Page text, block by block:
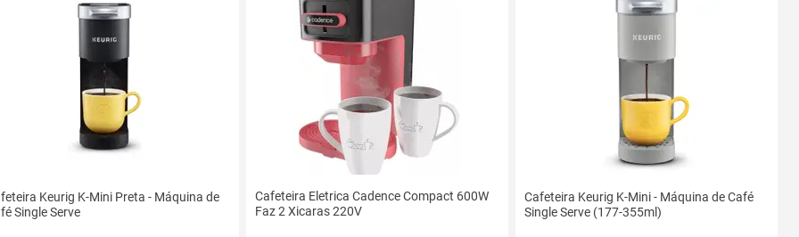
Keurig K-Mini Preta - Máquina de
Single Serve
Cafeteira Eletrica Cadence Compact 600W
Faz 2 Xicaras 220V
Cafeteira Keurig K-Mini - Máquina de Café
Single Serve (177-355ml)